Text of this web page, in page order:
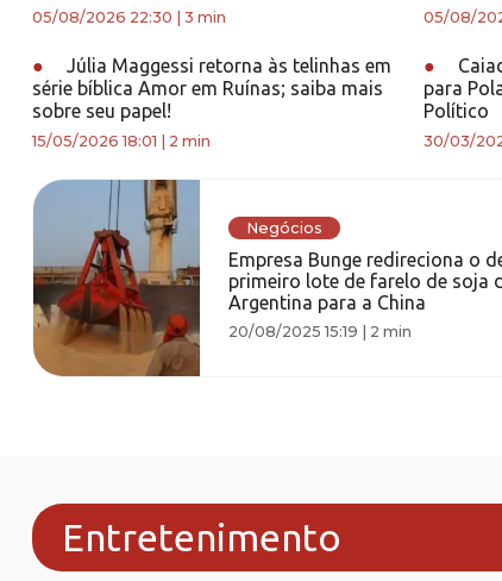
05/08/2026 22:30 3 min 05/08/
●
Júlia Maggessi retorna às telinhas em
série bíblica Amor em Ruínas; saiba mais
sobre seu papel!
15/05/2026 18:01 2 min
●
para
Político
30/03/
Negócios
Empresa Bunge redireciona o
primeiro lote de farelo de soja
Argentina para a China
20/08/2025 15:19 | 2 min
Entretenimento